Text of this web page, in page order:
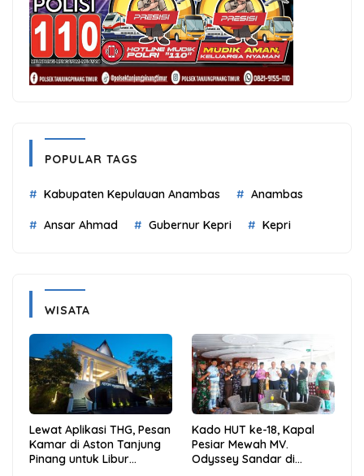
POPULAR TAGS
Kabupaten Kepulauan Anambas Anambas
Ansar Ahmad Gubernur Kepri Kepri
WISATA
Lewat Aplikasi THG, Pesan
Kamar di Aston Tanjung
Pinang untuk Libur
Kado HUT ke-18, Kapal
Pesiar Mewah MV.
Odyssey Sandar di